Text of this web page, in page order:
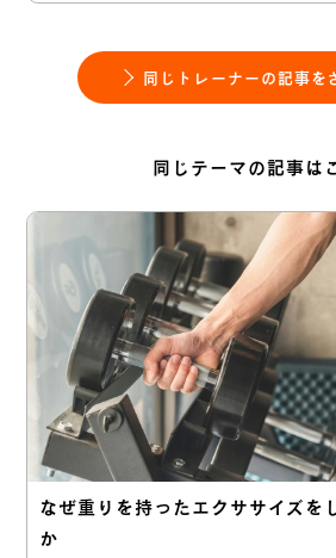
同じトレーナーの記事を
同じテーマの記事は
なぜ重りを持ったエクササイズを
か